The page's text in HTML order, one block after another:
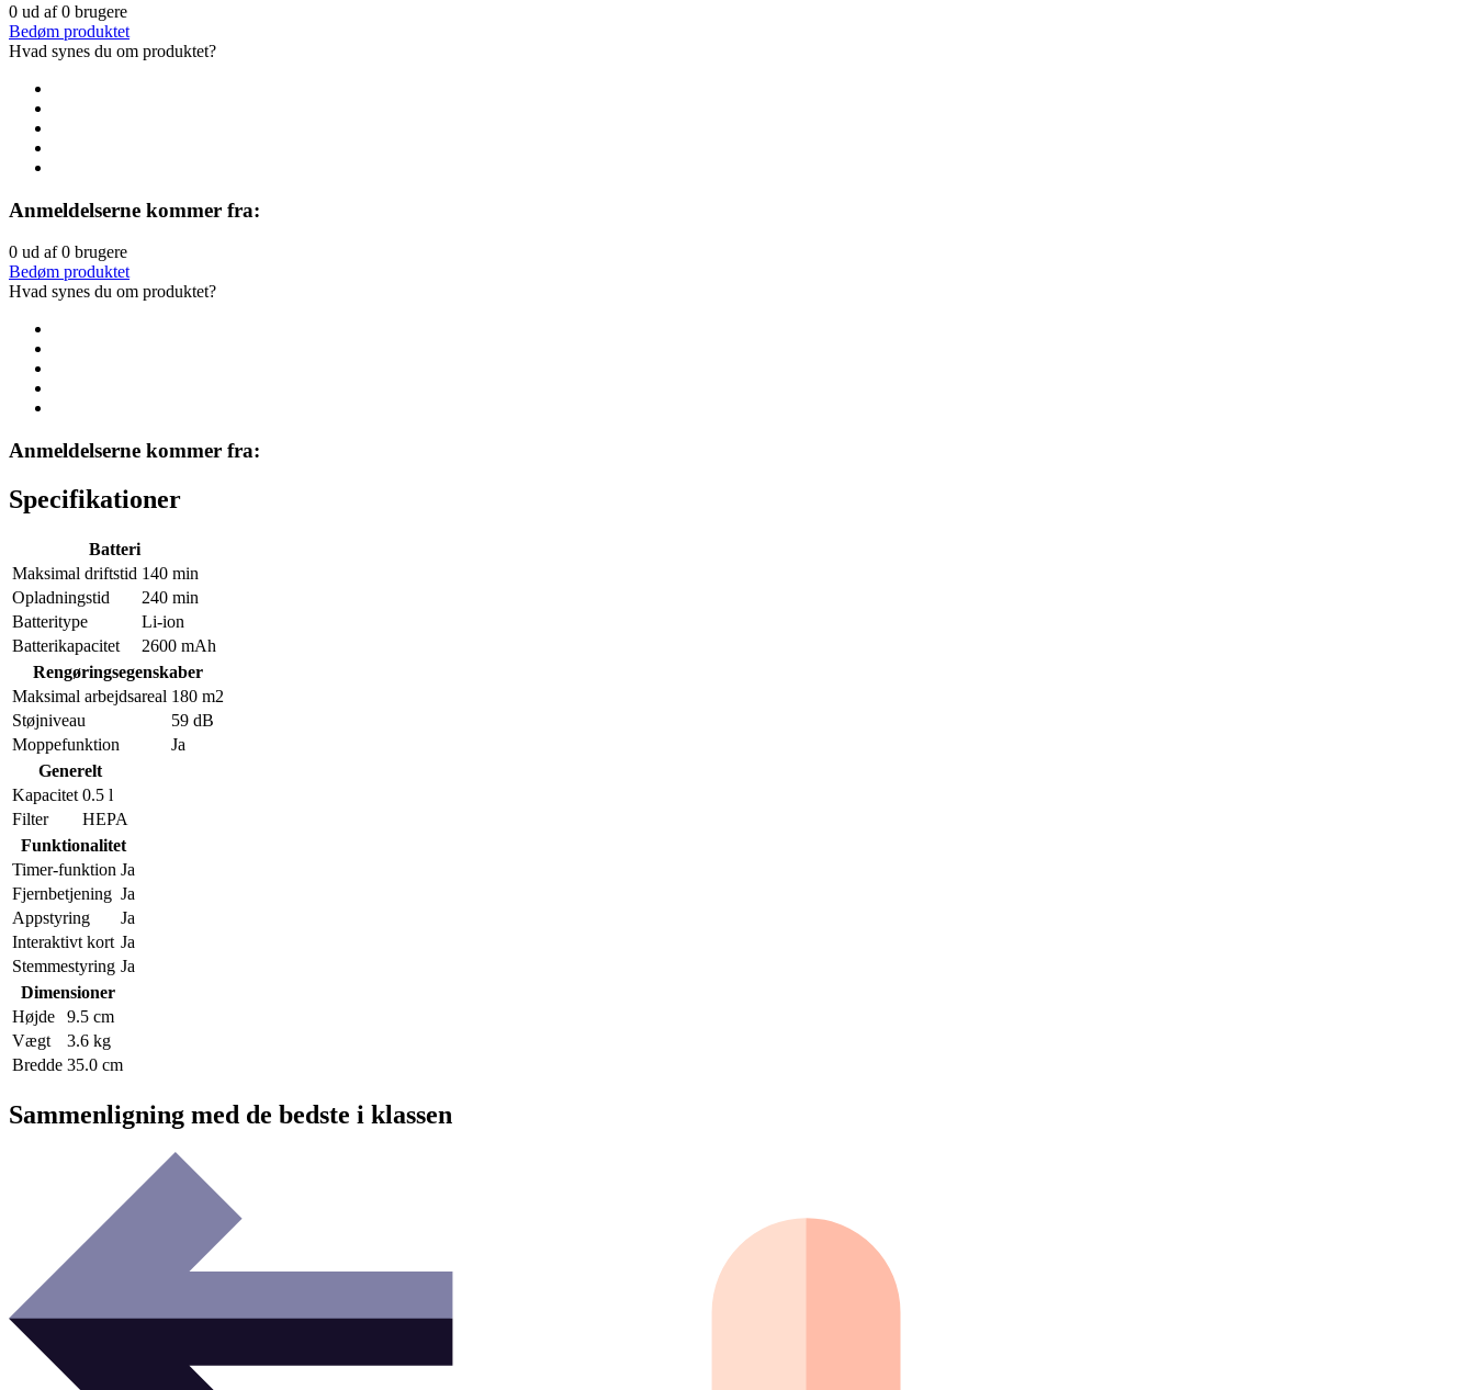
0 ud af0 brugere
Bedøm produktet
Hvad synes du om produktet?
Anmeldelserne kommer fra:
0 ud af0 brugere
Bedøm produktet
Hvad synes du om produktet?
Anmeldelserne kommer fra:
Specifikationer
Batteri
Maksimal driftstid 140 min
Opladningstid
240 min
Batteritype
Li-ion
Batterikapacitet
2600 mAh
Rengøringsegenskaber
Maksimal arbejdsareal 180 m2
Støjniveau
59 dB
Moppefunktion
Ja
Generelt
Kapacitet 0.5 l
Filter
HEPA
Funktionalitet
Timer-funktion Ja
Fjernbetjening Ja
Appstyring
Ja
Interaktivt kort Ja
Stemmestyring Ja
Dimensioner
Højde
9.5 cm
Vægt
3.6 kg
Bredde 35.0 cm
Sammenligning med de bedste i klassen